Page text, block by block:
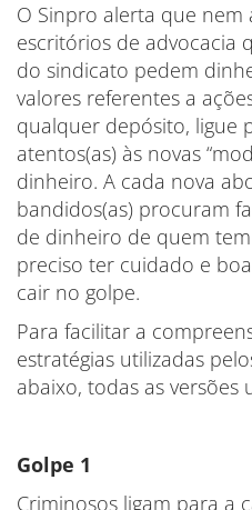
O Sinpro alerta que
escritórios de advocacia
do sindicato pedem
valores referentes a
qualquer depósito, ligue
atentos(as) às novas
dinheiro. A cada nova
bandidos(as) procuram
de dinheiro de quem
preciso ter cuidado e
cair no golpe.
Para facilitar a
estratégias utilizadas
abaixo, todas as versões
Golpe 1
Criminosos ligam para a